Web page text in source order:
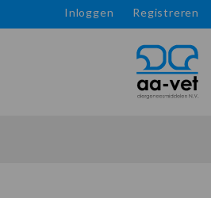
Inloggen Registreren